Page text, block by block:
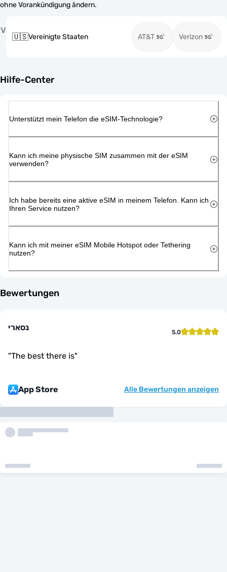
ohne Vorankündigung ändern.
V
🇺🇸Vereinigte Staaten AT&T Verizon
Hilfe-Center
Unterstützt mein Telefon die eSIM-Technologie?
Kann ich meine physische SIM zusammen mit der eSIM
verwenden?
Ich habe bereits eine aktive eSIM in meinem Telefon. Kann ich
Ihren Service nutzen?
Kann ich mit meiner eSIM Mobile Hotspot oder Tethering
nutzen?
Bewertungen
נסארי 5.0
"The best there is"
App Store Alle Bewertungen anzeigen